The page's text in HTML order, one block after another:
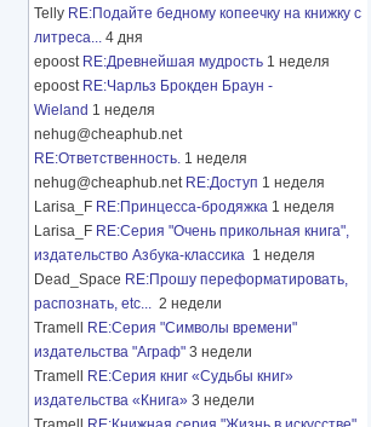
Telly RE:Подайте бедному копеечку на книжку с
литреса... 4 дня
epoost RE:Древнейшая мудрость 1 неделя
epoost RE:Чарльз Брокден Браун -
Wieland 1 неделя
nehug@cheaphub.net
RE:Ответственность. 1 неделя
nehug@cheaphub.net RE:Доступ 1 неделя
Larisa_F RE:Принцесса-бродяжка 1 неделя
Larisa_F RE:Серия "Очень прикольная книга",
издательство Азбука-классика 1 неделя
Dead_Space RE:Прошу переформатировать,
распознать, etc... 2 недели
Tramell
RE:Серия "Символы времени"
издательства "Аграф" 3 недели
Tramell
RE:Серия книг «Судьбы книг»
издательства «Книга» 3 недели